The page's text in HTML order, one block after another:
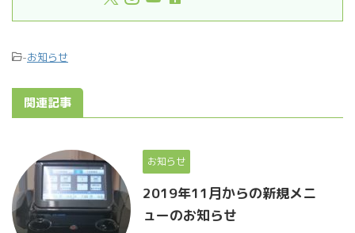
-お知らせ
関連記事
お知らせ
2019年11月からの新規メニ
ューのお知らせ